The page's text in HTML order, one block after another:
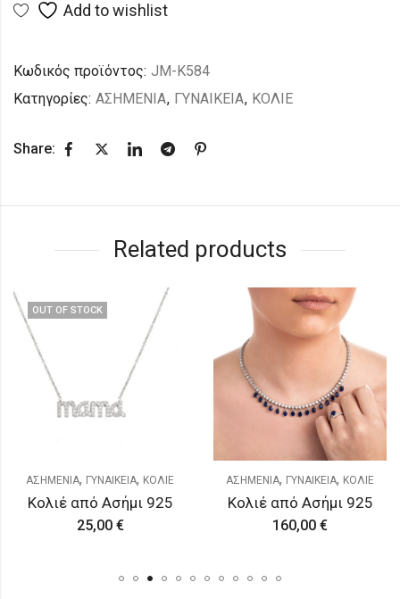
Add to wishlist
Κωδικός προϊόντος: JM-K584
Κατηγορίες: ΑΣΗΜΕΝΙΑ, ΓΥΝΑΙΚΕΙΑ, ΚΟΛΙΕ
Share:
Related products
OUT OF STOCK
ΑΣΗΜΕΝΙΑ, ΓΥΝΑΙΚΕΙΑ, ΚΟΛΙΕ
Κολιέ από Ασήμι 925
25,00 €
ΑΣΗΜΕΝΙΑ, ΓΥΝΑΙΚΕΙΑ, ΚΟΛΙΕ
Κολιέ από Ασήμι 925
160,00 €